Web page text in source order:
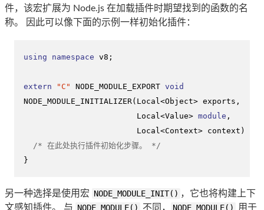
件，该宏扩展为 Node.js 在加载插件时期望找到的函数的名
称。 因此可以像下面的示例一样初始化插件：
using namespace v8;
extern "C" NODE_MODULE_EXPORT void
NODE_MODULE_INITIALIZER(Local<Object> exports,
                        Local<Value>
module ,
                        Local<Context> context)
/* 在此处执行插件初始化步骤。 */
}
另一种选择是使用宏 NODE_MODULE_INIT() ，它也将构建上下
文感知插件。 与 NODE_MODULE() 不同， NODE_MODULE() 用于